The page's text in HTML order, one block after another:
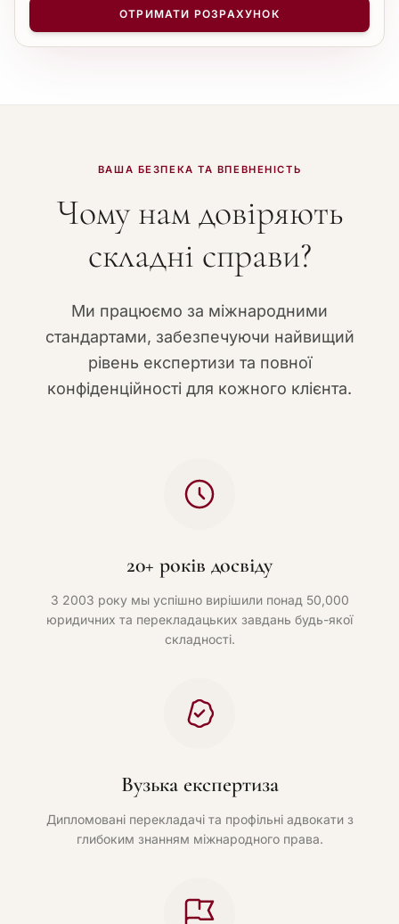
ОТРИМАТИ РОЗРАХУНОК
ВАША БЕЗПЕКА ТА ВПЕВНЕНІСТЬ
Чому нам довіряють
складні справи?
Ми працюємо за міжнародними
стандартами, забезпечуючи найвищий
рівень експертизи та повної
конфіденційності для кожного клієнта.
20+ років досвіду
З 2003 року мы успішно вирішили понад 50,000
юридичних та перекладацьких завдань будь-якої
складності.
Вузька експертиза
Дипломовані перекладачі та профільні адвокати з
глибоким знанням міжнародного права.